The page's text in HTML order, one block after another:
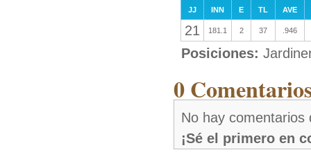
JJ INN E TL AVE
21 181.1 2 37 .946
Posiciones:
0
No hay comentarios
¡Sé el primero en